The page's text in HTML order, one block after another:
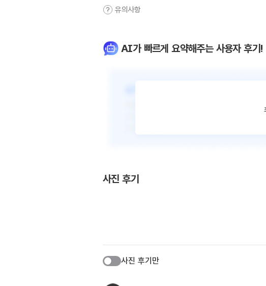
유의사항
AI가 빠르게 요약해주는 사용자 후기!
사진 후기
사진 후기만